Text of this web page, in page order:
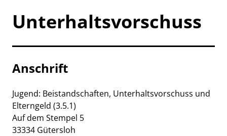
Unterhaltsvorschuss
Anschrift
Jugend: Beistandschaften, Unterhaltsvorschuss und
Elterngeld (3.5.1)
Auf dem Stempel 5
33334 Gütersloh